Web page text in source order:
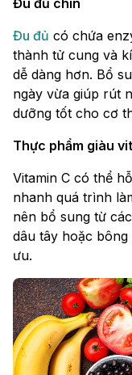
Đu đủ chín
Đu đủ có chứa
thành tử cung và
dễ dàng hơn. Bổ
ngày vừa giúp rút
dưỡng tốt cho cơ
Thực phẩm giàu
Vitamin C có thể
nhanh quá trình
nên bổ sung từ
dâu tây hoặc
ưu.